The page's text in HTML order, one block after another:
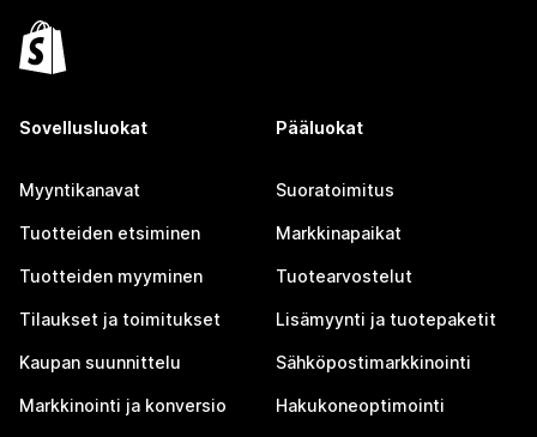
Sovellusluokat
Myyntikanavat
Tuotteiden etsiminen
Tuotteiden myyminen
Tilaukset ja toimitukset
Kaupan suunnittelu
Markkinointi ja konversio
Pääluokat
Suoratoimitus
Markkinapaikat
Tuotearvostelut
Lisämyynti ja tuotepaketit
Sähköpostimarkkinointi
Hakukoneoptimointi